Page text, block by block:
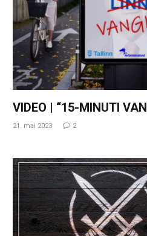
VIDEO | “15-MINUTI
21. mai 2023 2